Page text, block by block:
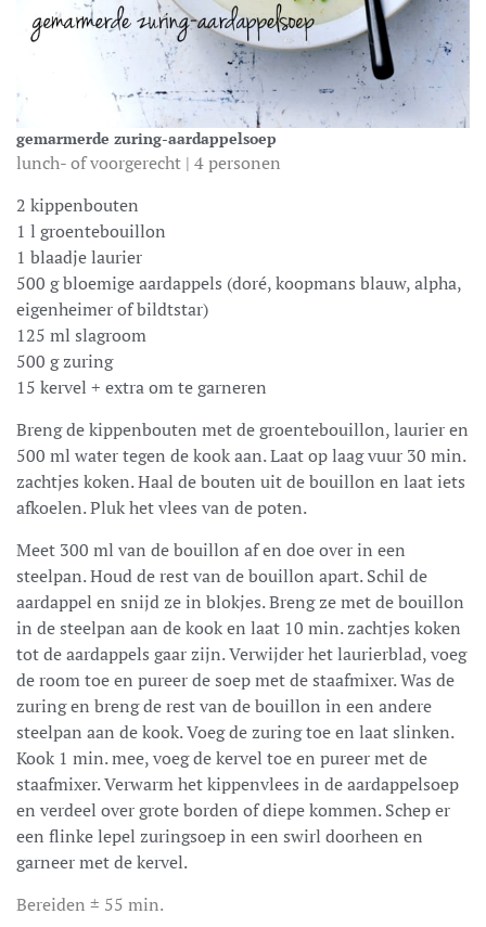
gemarmerde zuring-aardappelsoep
lunch- of voorgerecht | 4 personen
2 kippenbouten
1 l groentebouillon
1 blaadje laurier
500 g bloemige aardappels (doré, koopmans blauw, alpha,
eigenheimer of bildtstar)
125 ml slagroom
500 g zuring
15 kervel + extra om te garneren
Breng de kippenbouten met de groentebouillon, laurier en
500 ml water tegen de kook aan. Laat op laag vuur 30 min.
zachtjes koken. Haal de bouten uit de bouillon en laat iets
afkoelen. Pluk het vlees van de poten.
Meet 300 ml van de bouillon af en doe over in een
steelpan. Houd de rest van de bouillon apart. Schil de
aardappel en snijd ze in blokjes. Breng ze met de bouillon
in de steelpan aan de kook en laat 10 min. zachtjes koken
tot de aardappels gaar zijn. Verwijder het laurierblad, voeg
de room toe en pureer de soep met de staafmixer. Was de
zuring en breng de rest van de bouillon in een andere
steelpan aan de kook. Voeg de zuring toe en laat slinken.
Kook 1 min. mee, voeg de kervel toe en pureer met de
staafmixer. Verwarm het kippenvlees in de aardappelsoep
en verdeel over grote borden of diepe kommen. Schep er
een flinke lepel zuringsoep in een swirl doorheen en
garneer met de kervel.
Bereiden ± 55 min.